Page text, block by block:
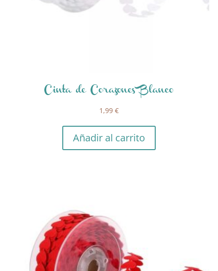
Cinta de Corazones Blanco
1,99 €
Añadir al carrito